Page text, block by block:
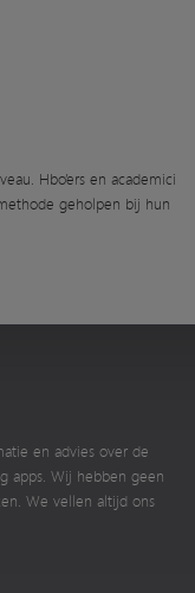
Hbo’ers en academici
geholpen bij hun
en advies over de
apps. Wij hebben geen
We vellen altijd ons